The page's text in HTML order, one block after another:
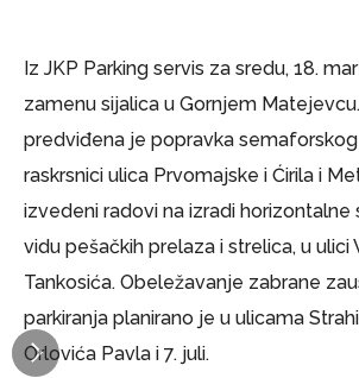
Iz JKP Parking servis za sredu, 18.
zamenu sijalica u Gornjem
predviđena je popravka
raskrsnici ulica Prvomajske i Ćirila i
izvedeni radovi na izradi horizontalne
vidu pešačkih prelaza i strelica, u ulici
Tankosića. Obeležavanje zabrane
parkiranja planirano je u ulicama
Orlovića Pavla i 7. juli.